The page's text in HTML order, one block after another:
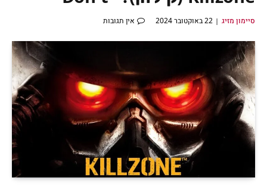
סיימון מזיג 22 באוקטובר 2024 אין תגובות